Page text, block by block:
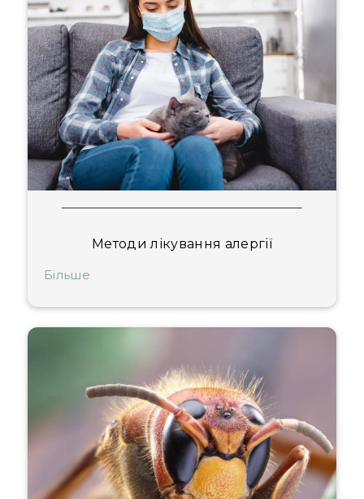
Методи лікування алергії
Більше